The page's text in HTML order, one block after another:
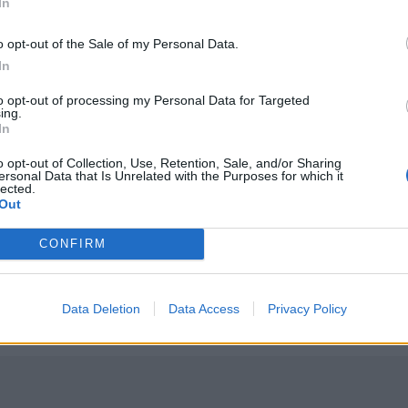
opt-out of the Sale of my Personal Data.
opt-out of processing my Personal Data for Targeted
opt-out of Collection, Use, Retention, Sale, and/or Sharing
Data that Is Unrelated with the Purposes for which it
CONFIRM
Data Deletion Data Access Privacy Policy
στο Μοσχάτο Τα πρωτοσέλιδα των εφημερίδων
γέφυρα της Χαλκίδας
Ρόδος: Έσπασε ο κάβος και τραυμάτισε ναυτικό
ΕΛΛAΔΑ
Ρόδος: Έσπασε ο κάβος και
Ρόδος: Έσπασε ο κάβος και